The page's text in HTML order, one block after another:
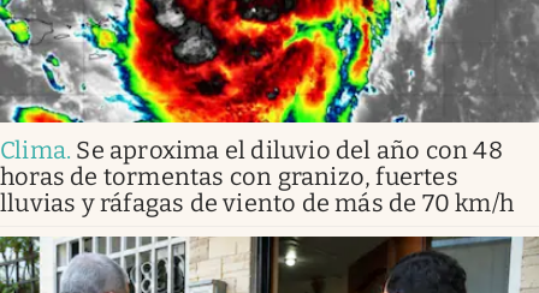
Clima. Se aproxima el diluvio del año con 48
horas de tormentas con granizo, fuertes
lluvias y ráfagas de viento de más de 70 km/h